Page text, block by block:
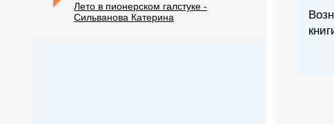
Лето в пионерском галстуке -
Сильванова Катерина